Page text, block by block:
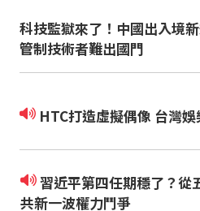
科技監獄來了！中國出入境
管制技術者難出國門
HTC打造虛擬偶像 台灣
習近平第四任期穩了？從五中全會解析中
共新一波權力鬥爭